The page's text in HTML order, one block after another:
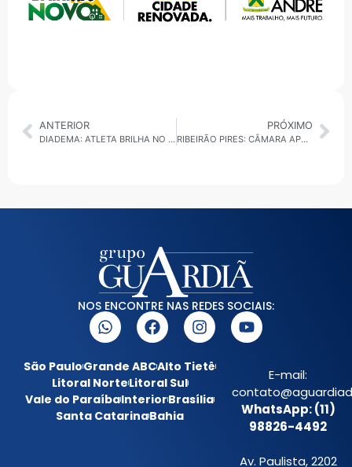
ANTERIOR
DIADEMA: ATLETA BRILHA NO CAMPEONATO BRASILEIRO DE ATLETISMO PARALÍMPICO
PRÓXIMO
RIBEIRÃO PIRES: CÂMARA APROVA MANUTENÇÃO DOS SUBSÍDIOS PARA VEREADORES E PREFEITURA ATÉ 2028
NOS ENCONTRE NAS REDES SOCIAIS:
São PauloGrande ABCAlto Tietê
Litoral NorteLitoral Sul
Vale do ParaíbaInteriorBrasília
Santa CatarinaBahia
E-mail:
WhatsApp: (11)
98826-4492
Av. Paulista, 2202